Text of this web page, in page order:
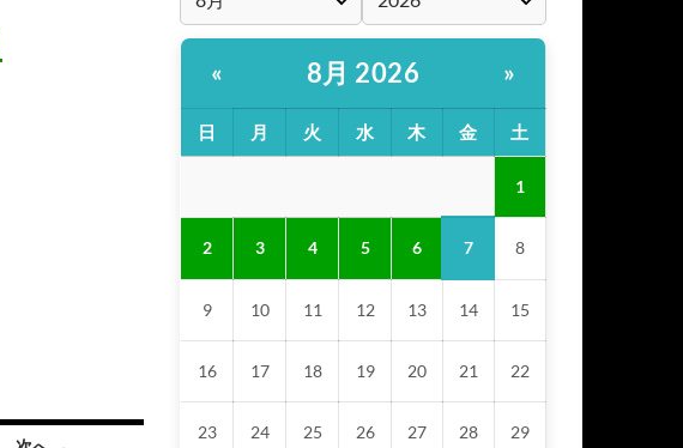
« 8月 2026 »
日 月 火 水 木 金 土
1
2 3 4 5 6 7 8
9 10 11 12 13 14 15
16 17 18 19 20 21 22
23 24 25 26 27 28 29